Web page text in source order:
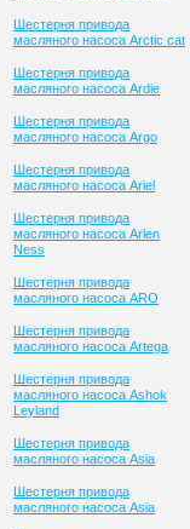
Шестерня привода
масляного насоса Arctic cat
Шестерня привода
масляного насоса Ardie
Шестерня привода
масляного насоса Argo
Шестерня привода
масляного насоса Ariel
Шестерня привода
масляного насоса Arlen
Ness
Шестерня привода
масляного насоса ARO
Шестерня привода
масляного насоса Artega
Шестерня привода
масляного насоса Ashok
Leyland
Шестерня привода
масляного насоса Asia
Шестерня привода
масляного насоса Asia